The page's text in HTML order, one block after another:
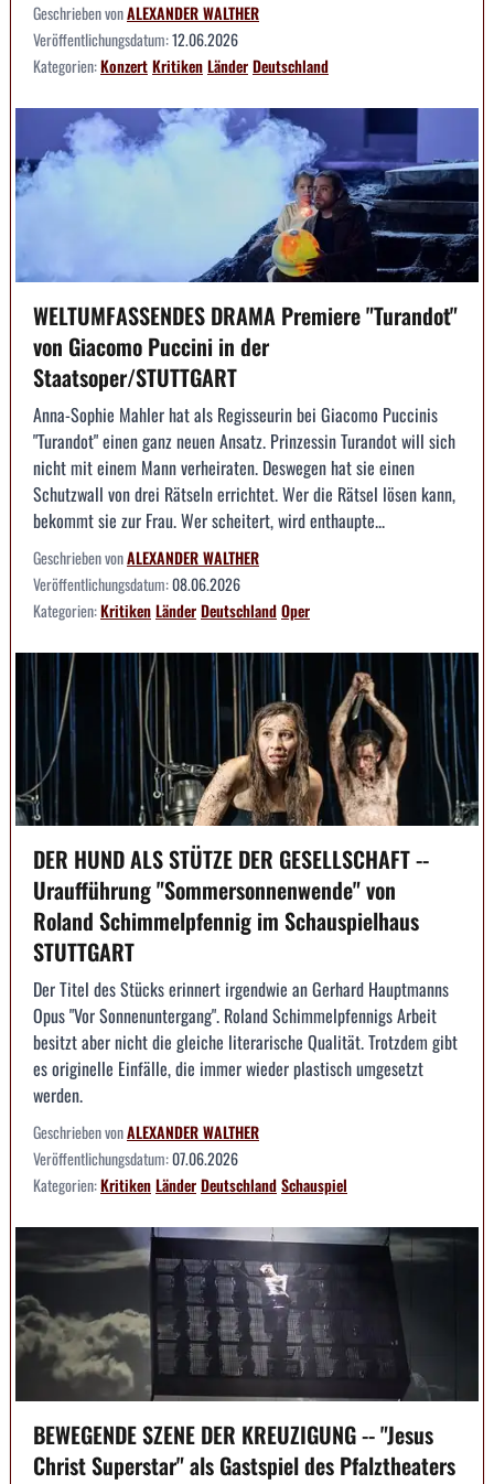
Geschrieben vonALEXANDER WALTHER
Veröffentlichungsdatum:12.06.2026
Kategorien:KonzertKritikenLänderDeutschland
WELTUMFASSENDES DRAMA Premiere "Turandot"
von Giacomo Puccini in der
Staatsoper/STUTTGART
Anna-Sophie Mahler hat als Regisseurin bei Giacomo Puccinis
"Turandot" einen ganz neuen Ansatz. Prinzessin Turandot will sich
nicht mit einem Mann verheiraten. Deswegen hat sie einen
Schutzwall von drei Rätseln errichtet. Wer die Rätsel lösen kann,
bekommt sie zur Frau. Wer scheitert, wird enthaupte...
Geschrieben vonALEXANDER WALTHER
Veröffentlichungsdatum:08.06.2026
Kategorien:KritikenLänderDeutschlandOper
DER HUND ALS STÜTZE DER GESELLSCHAFT --
Uraufführung "Sommersonnenwende" von
Roland Schimmelpfennig im Schauspielhaus
STUTTGART
Der Titel des Stücks erinnert irgendwie an Gerhard Hauptmanns
Opus "Vor Sonnenuntergang". Roland Schimmelpfennigs Arbeit
besitzt aber nicht die gleiche literarische Qualität. Trotzdem gibt
es originelle Einfälle, die immer wieder plastisch umgesetzt
werden.
Geschrieben vonALEXANDER WALTHER
Veröffentlichungsdatum:07.06.2026
Kategorien:KritikenLänderDeutschlandSchauspiel
BEWEGENDE SZENE DER KREUZIGUNG -- "Jesus
Christ Superstar" als Gastspiel des Pfalztheaters